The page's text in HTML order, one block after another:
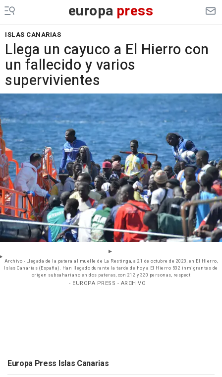
europa press
ISLAS CANARIAS
Llega un cayuco a El Hierro con
un fallecido y varios
supervivientes
Archivo - Llegada de la patera al muelle de La Restinga, a 21 de octubre de 2023, en El Hierro,
Islas Canarias (España). Han llegado durante la tarde de hoy a El Hierro 532 inmigrantes de
origen subsahariano en dos pateras, con 212 y 320 personas, respect
- EUROPA PRESS - ARCHIVO
Europa Press Islas Canarias